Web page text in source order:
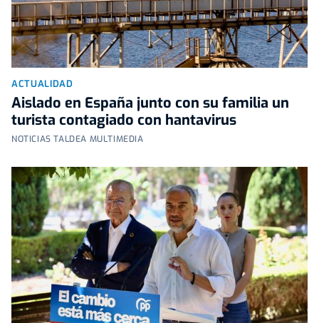
ACTUALIDAD
Aislado en España junto con su familia un
turista contagiado con hantavirus
NOTICIAS TALDEA MULTIMEDIA